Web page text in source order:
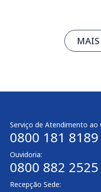
Serviço de Atendimento ao
0800 181 8189
Ouvidoria:
0800 882 2525
Recepção Sede: